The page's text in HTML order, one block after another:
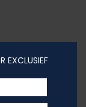
EXCLUSIEF